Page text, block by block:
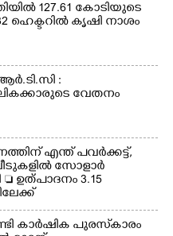
127.61 കോടിയുടെ
ഹെക്ടറിൽ കൃഷി നാശം
:
വേതനം
എന്ത് പവർക്കട്ട്,​
സോളാർ
ഉത്പാദനം 3.15
കാർഷിക പുരസ്‌കാരം